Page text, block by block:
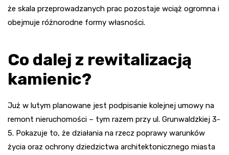
że skala przeprowadzanych prac pozostaje wciąż ogromna i
obejmuje różnorodne formy własności.
Co dalej z rewitalizacją
kamienic?
Już w lutym planowane jest podpisanie kolejnej umowy na
remont nieruchomości – tym razem przy ul. Grunwaldzkiej 3-
5. Pokazuje to, że działania na rzecz poprawy warunków
życia oraz ochrony dziedzictwa architektonicznego miasta